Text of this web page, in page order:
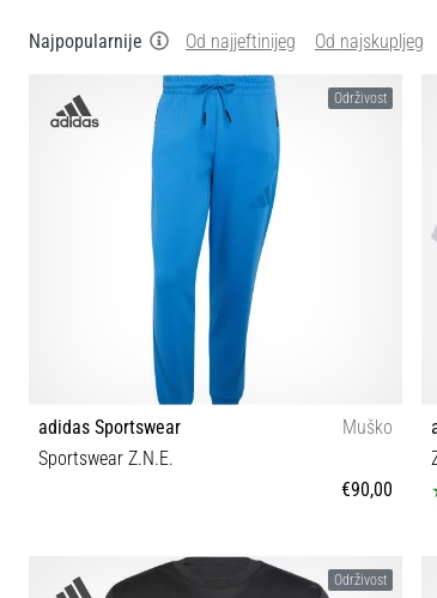
Najpopularnije Od najjeftinijeg Od najskupljeg
Održivost
adidas Sportswear
Muško
Sportswear Z.N.E.
€90,00
Održivost